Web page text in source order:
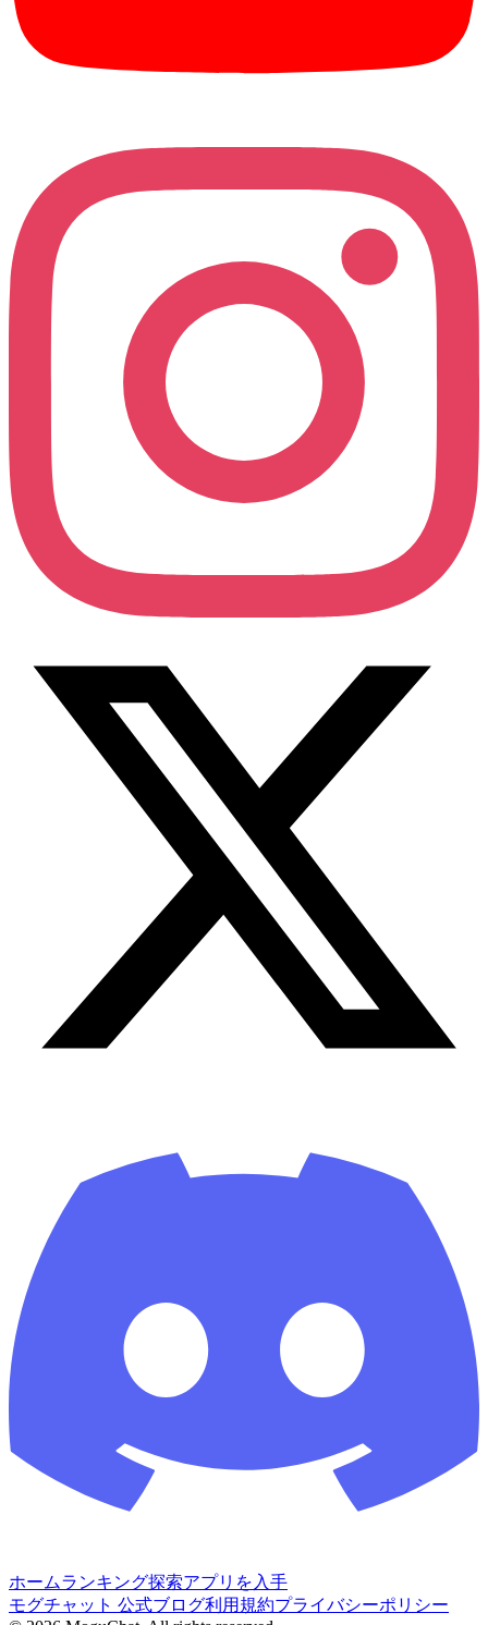
ホームランキング探索アプリを入手
モグチャット 公式ブログ利用規約プライバシーポリシー